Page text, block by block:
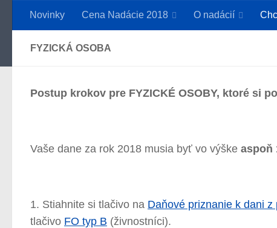
Preskočiť na obsah
Novinky Cena Nadácie 2018 O nadácií
FYZICKÁ OSOBA
Postup krokov pre FYZICKÉ OSOBY, ktoré si
Vaše dane za rok 2018 musia byť vo výške aspoň
1. Stiahnite si tlačivo na Daňové priznanie k dani z
tlačivo FO typ B (živnostníci).